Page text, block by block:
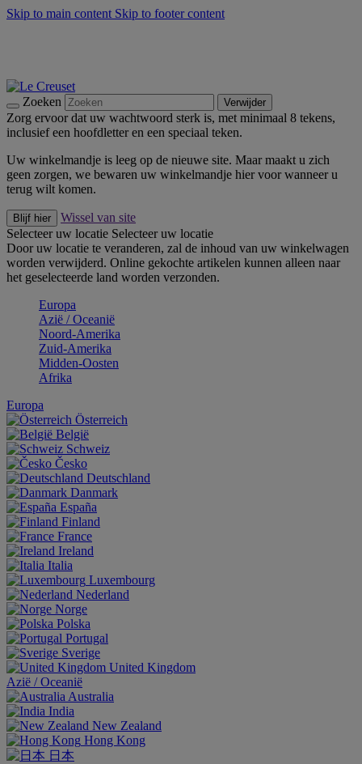
Skip to main content Skip to footer content
Zoeken Verwijder
Zorg ervoor dat uw wachtwoord sterk is, met minimaal 8 tekens,
inclusief een hoofdletter en een speciaal teken.
Uw winkelmandje is leeg op de nieuwe site. Maar maakt u zich
geen zorgen, we bewaren uw winkelmandje hier voor wanneer u
terug wilt komen.
Blijf hier
Wissel van site
Selecteer uw locatie Selecteer uw locatie
Door uw locatie te veranderen, zal de inhoud van uw winkelwagen
worden verwijderd. Online gekochte artikelen kunnen alleen naar
het geselecteerde land worden verzonden.
Europa
Aziё / Oceaniё
Noord-Amerika
Zuid-Amerika
Midden-Oosten
Afrika
Europa
Österreich
België
Schweiz
Česko
Deutschland
Danmark
España
Finland
France
Ireland
Italia
Luxembourg
Nederland
Norge
Polska
Portugal
Sverige
United Kingdom
Aziё / Oceaniё
Australia
India
New Zealand
Hong Kong
日本